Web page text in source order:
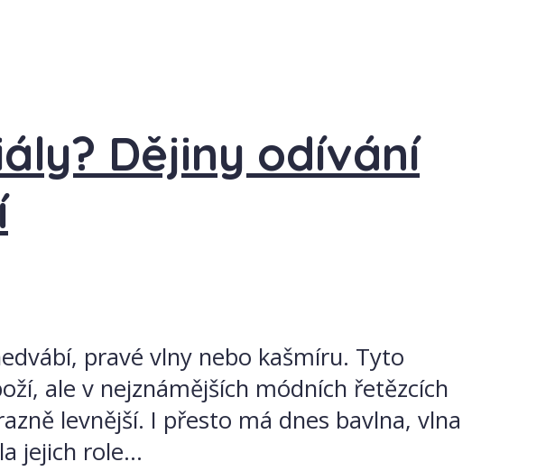
Dějiny odívání
pravé vlny nebo kašmíru. Tyto
ale v nejznámějších módních řetězcích
levnější. I přesto má dnes bavlna, vlna
jejich role...